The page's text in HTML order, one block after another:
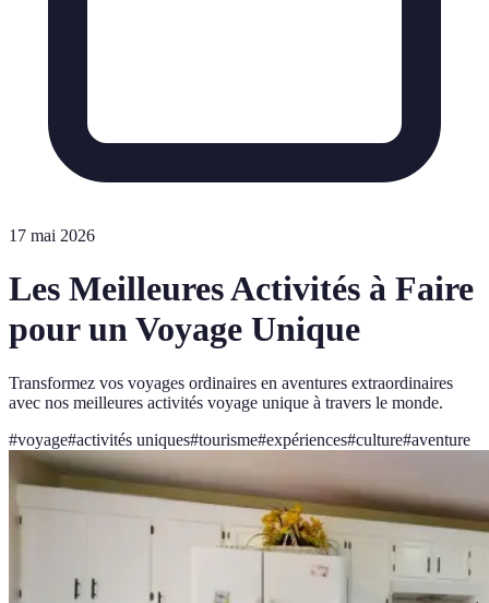
17 mai 2026
Les Meilleures Activités à Faire
pour un Voyage Unique
Transformez vos voyages ordinaires en aventures extraordinaires
avec nos meilleures activités voyage unique à travers le monde.
#voyage#activités uniques#tourisme#expériences#culture#aventure